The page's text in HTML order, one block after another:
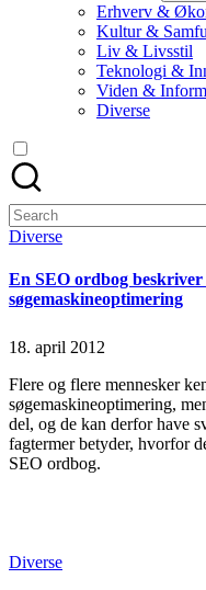
Erhverv &
Kultur &
Liv & Livsstil
Teknologi &
Viden &
Diverse
Search
for:
Posted
Diverse
En SEO ordbog
søgemaskineoptimering
18. april 2012
Flere og flere mennesker
søgemaskineoptimering,
del, og de kan derfor have
fagtermer betyder, hvorfor
SEO ordbog.
Posted
Diverse